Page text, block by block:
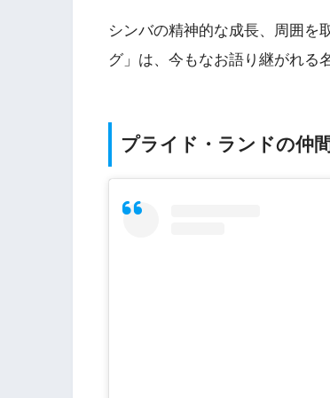
シンバの精神的な成長、周囲を
グ」は、今もなお語り継がれる
プライド・ランドの仲